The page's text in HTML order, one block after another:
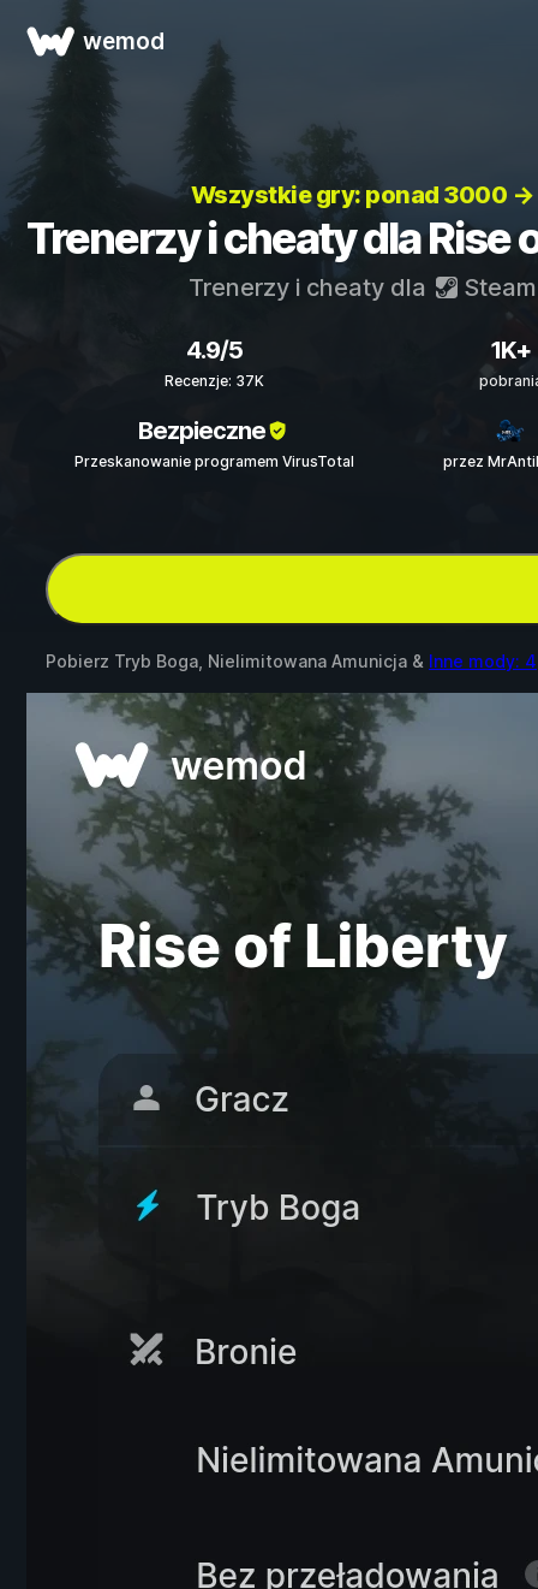
wemod
Wszystkie gry: ponad 3000 →
Trenerzy i cheaty dla Rise
Trenerzy i cheaty dla Steam
4.9/5
Recenzje: 37K
1K+
Bezpieczne
Przeskanowanie programem VirusTotal przez
Pobierz Tryb Boga, Nielimitowana Amunicja & Inne mody: 4